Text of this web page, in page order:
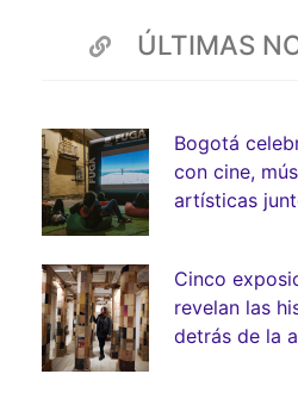
ÚLTIMAS
Bogotá
con cine,
artísticas
Cinco
revelan las
detrás de la